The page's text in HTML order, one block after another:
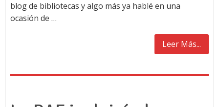
blog de bibliotecas y algo más ya hablé en una
ocasión de …
Leer Más...